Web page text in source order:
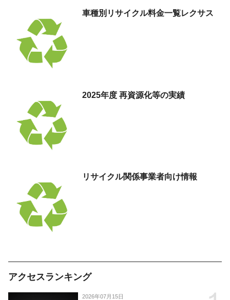
車種別リサイクル料金一覧レクサス
2025年度 再資源化等の実績
リサイクル関係事業者向け情報
アクセスランキング
2026年07月15日